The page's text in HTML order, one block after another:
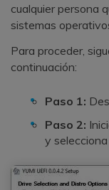
cualquier persona
sistemas
Para proceder,
continuación:
Paso 1:
Paso 2:
y